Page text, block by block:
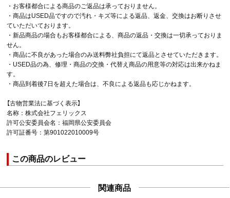
・お客様都合による商品のご返品は承っておりません。
・商品はUSED品ですので汚れ・キズ等による返品、返金、交換はお断りさせ
ていただいております。
・新品商品の場合もお客様都合による、商品の返品・交換は一切承っておりま
せん。
・商品に不良があった場合のみ送料弊社負担にて返品とさせていただきます。
・USED品の為、修理・商品の交換・代替え商品の用意等の対応は出来かねま
す。
・商品到着後7日を超えた場合は、不良による返品も応じかねます。
【古物営業法に基づく表示】
名称：株式会社フェリックス
許可公安委員会名：福岡県公安委員会
許可証番号：第901022010009号
この商品のレビュー
関連商品